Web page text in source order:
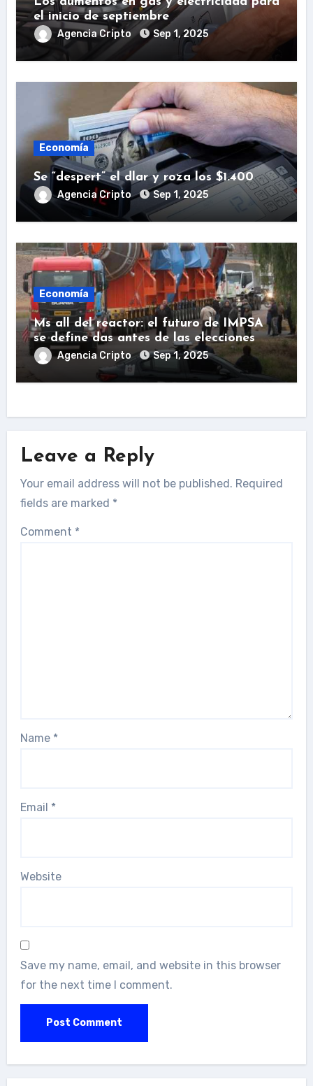
el inicio de septiembre
Agencia Cripto Sep 1, 2025
Economía
Se “despert” el dlar y roza los $1.400
Agencia Cripto Sep 1, 2025
Economía
Ms all del reactor: el futuro de IMPSA
se define das antes de las elecciones
Agencia Cripto Sep 1, 2025
Leave a Reply
Your email address will not be published. Required
fields are marked *
Comment *
Name *
Email *
Website
Save my name, email, and website in this browser
for the next time I comment.